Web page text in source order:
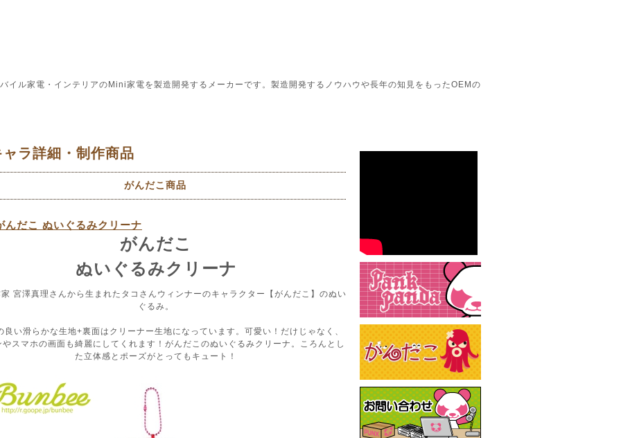
イル家電・インテリアのMini家電を製造開発するメーカーです。製造開発するノウハウや長年の知見をもったOEMの
ャラ詳細・制作商品
がんだこ商品
んだこ ぬいぐるみクリーナ
がんだこ
ぬいぐるみクリーナ
宮澤真理さんから生まれたタコさんウィンナーのキャラクター【がんだこ】のぬい
ぐるみ。
良い滑らかな生地+裏面はクリーナー生地になっています。可愛い！だけじゃなく、
やスマホの画面も綺麗にしてくれます！がんだこのぬいぐるみクリーナ。ころんとし
た立体感とポーズがとってもキュート！